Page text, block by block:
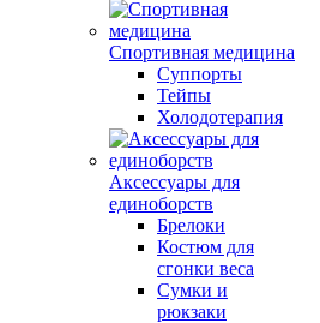
Спортивная медицина
Суппорты
Тейпы
Холодотерапия
Аксессуары для
единоборств
Брелоки
Костюм для
сгонки веса
Сумки и
рюкзаки